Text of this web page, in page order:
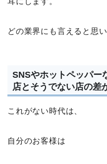
どの業界にも言えると思い
SNSやホットペッパー
店とそうでない店の差
これがない時代は、
自分のお客様は